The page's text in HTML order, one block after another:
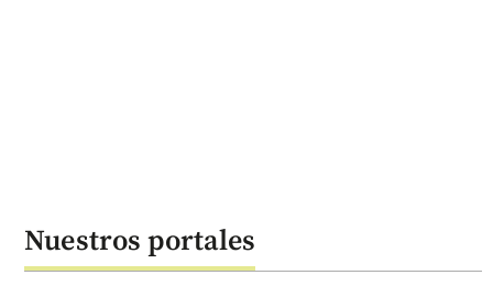
Nuestros portales